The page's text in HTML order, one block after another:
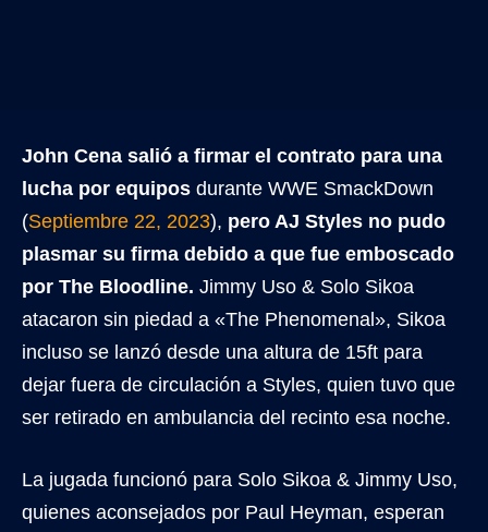
John Cena salió a firmar el contrato para una
lucha por equipos durante WWE SmackDown
(Septiembre 22, 2023), pero AJ Styles no pudo
plasmar su firma debido a que fue emboscado
por The Bloodline. Jimmy Uso & Solo Sikoa
atacaron sin piedad a «The Phenomenal», Sikoa
incluso se lanzó desde una altura de 15ft para
dejar fuera de circulación a Styles, quien tuvo que
ser retirado en ambulancia del recinto esa noche.
La jugada funcionó para Solo Sikoa & Jimmy Uso,
quienes aconsejados por Paul Heyman, esperan